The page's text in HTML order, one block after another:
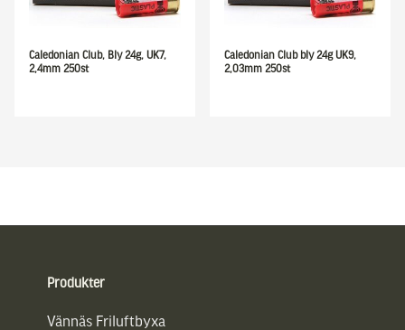
Caledonian Club, Bly 24g, UK7,
2,4mm 250st
Caledonian Club bly 24g UK9,
2,03mm 250st
Produkter
Vännäs Friluftbyxa